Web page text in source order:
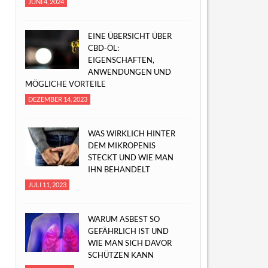
EINE ÜBERSICHT ÜBER
CBD-ÖL:
EIGENSCHAFTEN,
ANWENDUNGEN UND
MÖGLICHE VORTEILE
DEZEMBER 14, 2023
WAS WIRKLICH HINTER
DEM MIKROPENIS
STECKT UND WIE MAN
IHN BEHANDELT
JULI 11, 2023
WARUM ASBEST SO
GEFÄHRLICH IST UND
WIE MAN SICH DAVOR
SCHÜTZEN KANN